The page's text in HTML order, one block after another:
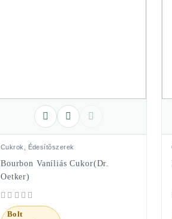
Cukrok, Édesítõszerek
Bourbon Vaníliás Cukor(Dr.
Oetker)
Bolt